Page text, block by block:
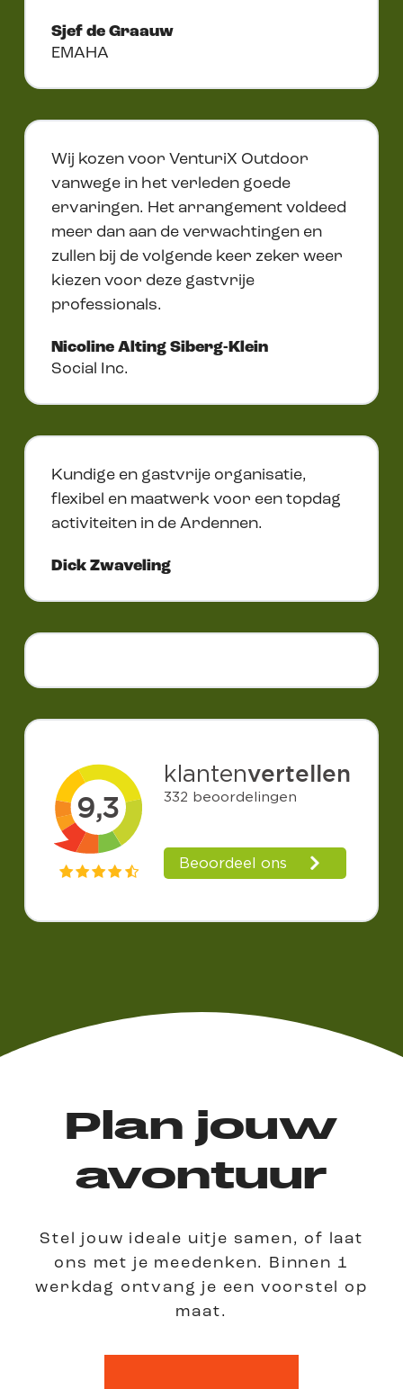
Sjef de Graauw
EMAHA
Wij kozen voor VenturiX Outdoor
vanwege in het verleden goede
ervaringen. Het arrangement voldeed
meer dan aan de verwachtingen en
zullen bij de volgende keer zeker weer
kiezen voor deze gastvrije
professionals.
Nicoline Alting Siberg-Klein
Social Inc.
Kundige en gastvrije organisatie,
flexibel en maatwerk voor een topdag
activiteiten in de Ardennen.
Dick Zwaveling
Plan jouw
avontuur
Stel jouw ideale uitje samen, of laat
ons met je meedenken. Binnen 1
werkdag ontvang je een voorstel op
maat.